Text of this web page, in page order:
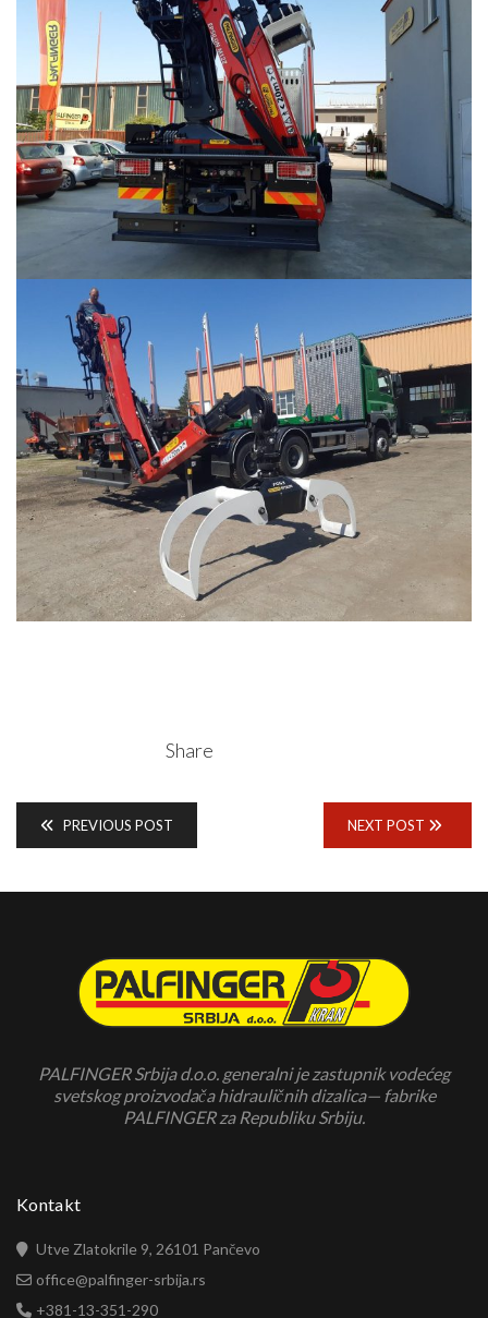
Share
PREVIOUS POST NEXT POST
PALFINGER Srbija d.o.o. generalni je zastupnik vodećeg
svetskog proizvodača hidrauličnih dizalica— fabrike
PALFINGER za Republiku Srbiju.
Kontakt
Utve Zlatokrile 9, 26101 Pančevo
office@palfinger-srbija.rs
+381-13-351-290